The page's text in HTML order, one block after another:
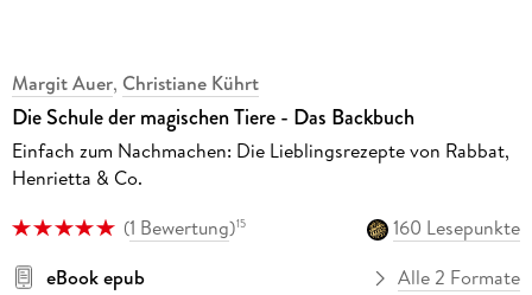
Margit Auer, Christiane Kührt
Die Schule der magischen Tiere - Das Backbuch
Einfach zum Nachmachen: Die Lieblingsrezepte von Rabbat,
Henrietta & Co.
(1 Bewertung)15
160 Lesepunkte
eBook epub
Alle 2 Formate